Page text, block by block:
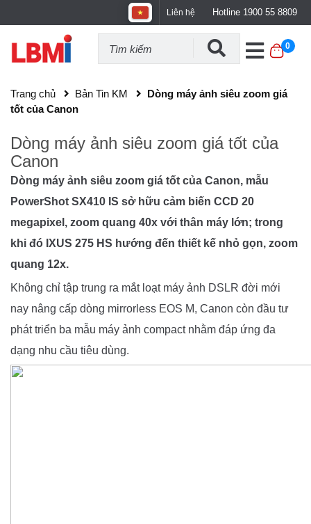
Liên hệ Hotline 1900 55 8809
0
Trang chủ Bản Tin KM
Dòng máy ảnh siêu zoom giá
tốt của Canon
Dòng máy ảnh siêu zoom giá tốt của
Canon
Dòng máy ảnh siêu zoom giá tốt của Canon, mẫu
PowerShot SX410 IS sở hữu cảm biến CCD 20
megapixel, zoom quang 40x với thân máy lớn; trong
khi đó IXUS 275 HS hướng đến thiết kế nhỏ gọn, zoom
quang 12x.
Không chỉ tập trung ra mắt loạt máy ảnh DSLR đời mới
nay nâng cấp dòng mirrorless EOS M, Canon còn đầu tư
phát triển ba mẫu máy ảnh compact nhằm đáp ứng đa
dạng nhu cầu tiêu dùng.